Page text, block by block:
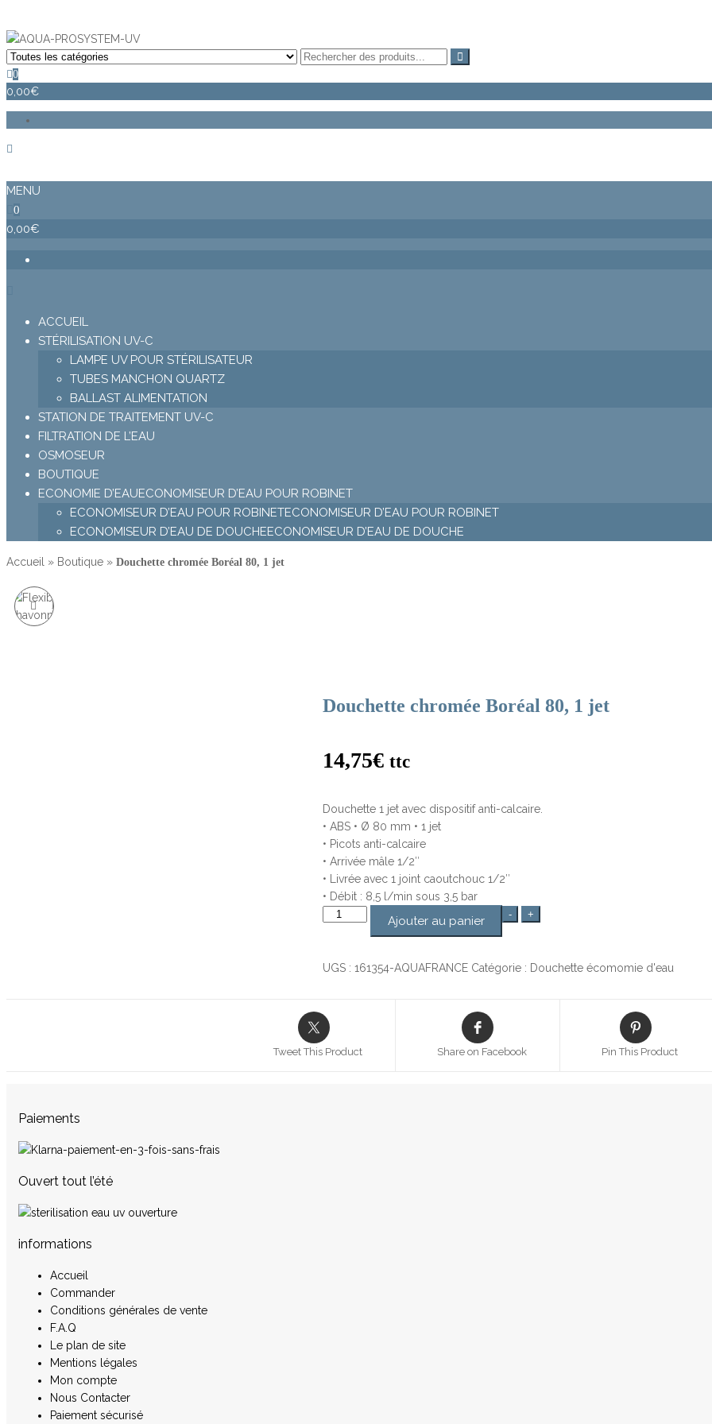
Désinfection Uv de l'eau | Filtration et Potabilisation |
0
0,00€
MENU
0
0,00€
ACCUEIL
STÉRILISATION UV-C
LAMPE UV POUR STÉRILISATEUR
TUBES MANCHON QUARTZ
BALLAST ALIMENTATION
STATION DE TRAITEMENT UV-C
FILTRATION DE L’EAU
OSMOSEUR
BOUTIQUE
ECONOMIE D’EAUECONOMISEUR D’EAU POUR ROBINET
ECONOMISEUR D’EAU POUR ROBINETECONOMISEUR D’EAU POUR ROBINET
ECONOMISEUR D’EAU DE DOUCHEECONOMISEUR D’EAU DE DOUCHE
Accueil » Boutique » Douchette chromée Boréal 80, 1 jet
FLEXIBLE INOX GAINÉ
Douchette chromée Boréal 80, 1 jet
14,75€ ttc
Douchette 1 jet avec dispositif anti-calcaire.
• ABS • Ø 80 mm • 1 jet
• Picots anti-calcaire
• Arrivée mâle 1/2″
• Livrée avec 1 joint caoutchouc 1/2″
• Débit : 8,5 l/min sous 3,5 bar
-
quantité
chromée
1
jet
+
Ajouter au panier
UGS : 161354-AQUAFRANCE Catégorie : Douchette écomomie d'eau
Tweet This Product Share on Facebook Pin This Product
Paiements
Ouvert tout l’été
informations
Accueil
Commander
Conditions générales de vente
F.A.Q
Le plan de site
Mentions légales
Mon compte
Nous Contacter
Paiement sécurisé